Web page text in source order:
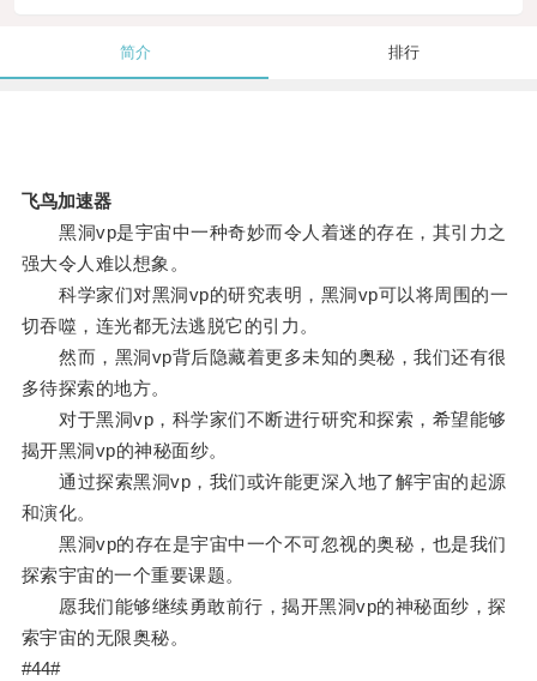
简介 排行
飞鸟加速器
黑洞vp是宇宙中一种奇妙而令人着迷的存在，其引力之
强大令人难以想象。
科学家们对黑洞vp的研究表明，黑洞vp可以将周围的一
切吞噬，连光都无法逃脱它的引力。
然而，黑洞vp背后隐藏着更多未知的奥秘，我们还有很
多待探索的地方。
对于黑洞vp，科学家们不断进行研究和探索，希望能够
揭开黑洞vp的神秘面纱。
通过探索黑洞vp，我们或许能更深入地了解宇宙的起源
和演化。
黑洞vp的存在是宇宙中一个不可忽视的奥秘，也是我们
探索宇宙的一个重要课题。
愿我们能够继续勇敢前行，揭开黑洞vp的神秘面纱，探
索宇宙的无限奥秘。
#44#